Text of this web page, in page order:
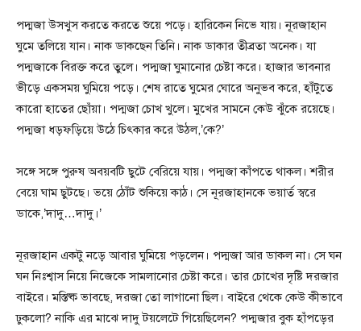
পদ্মজা উসখুস করতে করতে শুয়ে পড়ে। হারিকেন নিভে যায়। নূরজাহান
ঘুমে তলিয়ে যান। নাক ডাকছেন তিনি। নাক ডাকার তীব্রতা অনেক। যা
পদ্মজাকে বিরক্ত করে তুলে। পদ্মজা ঘুমানোর চেষ্টা করে। হাজার ভাবনার
ভীড়ে একসময় ঘুমিয়ে পড়ে। শেষ রাতে ঘুমের ঘোরে অনুভব করে, হাঁটুতে
কারো হাতের ছোঁয়া। পদ্মজা চোখ খুলে। মুখের সামনে কেউ ঝুঁকে রয়েছে।
পদ্মজা ধড়ফড়িয়ে উঠে চিৎকার করে উঠল,’কে?’
সঙ্গে সঙ্গে পুরুষ অবয়বটি ছুটে বেরিয়ে যায়। পদ্মজা কাঁপতে থাকল। শরীর
বেয়ে ঘাম ছুটছে। ভয়ে ঠোঁট শুকিয়ে কাঠ। সে নূরজাহানকে ভয়ার্ত স্বরে
ডাকে,’দাদু…দাদু।’
নূরজাহান একটু নড়ে আবার ঘুমিয়ে পড়লেন। পদ্মজা আর ডাকল না। সে ঘন
ঘন নিঃশ্বাস নিয়ে নিজেকে সামলানোর চেষ্টা করে। তার চোখের দৃষ্টি দরজার
বাইরে। মস্তিষ্ক ভাবছে, দরজা তো লাগানো ছিল। বাইরে থেকে কেউ কীভাবে
ঢুকলো? নাকি এর মাঝে দাদু টয়লেটে গিয়েছিলেন? পদ্মজার বুক হাঁপড়ের